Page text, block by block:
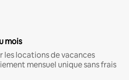
mois
les locations de vacances
mensuel unique sans frais